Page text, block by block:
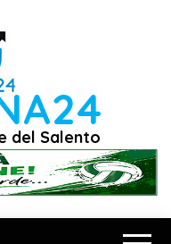
del Salento